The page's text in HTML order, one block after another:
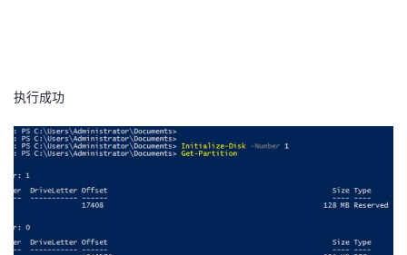
播
活
动
的
关
注
我
的
开
我
的
我
执行成功